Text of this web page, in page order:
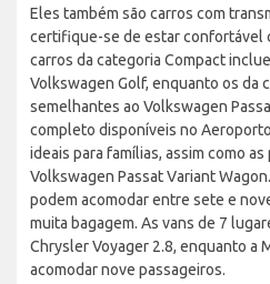
Eles também são carros com
certifique-se de estar confortável
carros da categoria Compact
Volkswagen Golf, enquanto os da
semelhantes ao Volkswagen
completo disponíveis no
ideais para famílias, assim como
Volkswagen Passat Variant
podem acomodar entre sete e
muita bagagem. As vans de 7
Chrysler Voyager 2.8, enquanto a
acomodar nove passageiros.